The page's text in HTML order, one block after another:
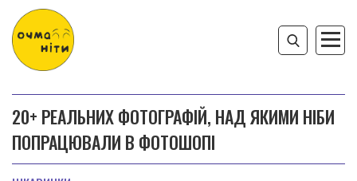
20+ РЕАЛЬНИХ ФОТОГРАФІЙ, НАД ЯКИМИ НІБИ
ПОПРАЦЮВАЛИ В ФОТОШОПІ